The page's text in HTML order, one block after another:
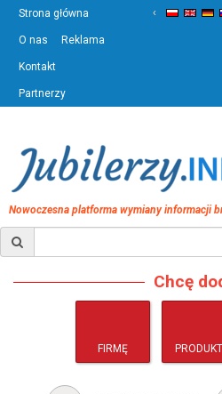
Strona główna
O nas Reklama
Kontakt
Partnerzy
‹
Nowoczesna platforma wymiany informacji
Chcę
FIRMĘ PRODUKT